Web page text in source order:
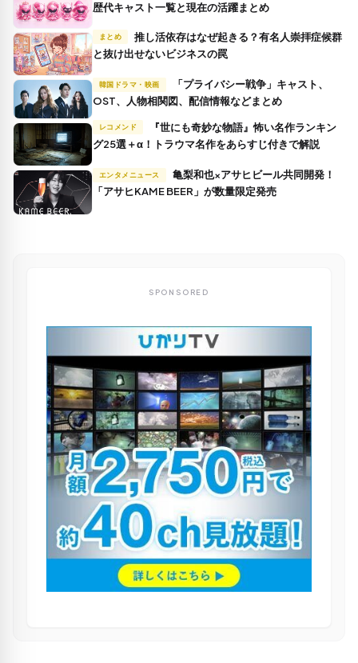
歴代キャスト一覧と現在の活躍まとめ
まとめ
推し活依存はなぜ起きる？有名人崇拝症候群
と抜け出せないビジネスの罠
韓国ドラマ・映画
OST、人物相関図、配信情報などまとめ
レコメンド
グ25選＋α！トラウマ名作をあらすじ付きで解説
エンタメニュース
「アサヒKAME BEER」が数量限定発売
SPONSORED